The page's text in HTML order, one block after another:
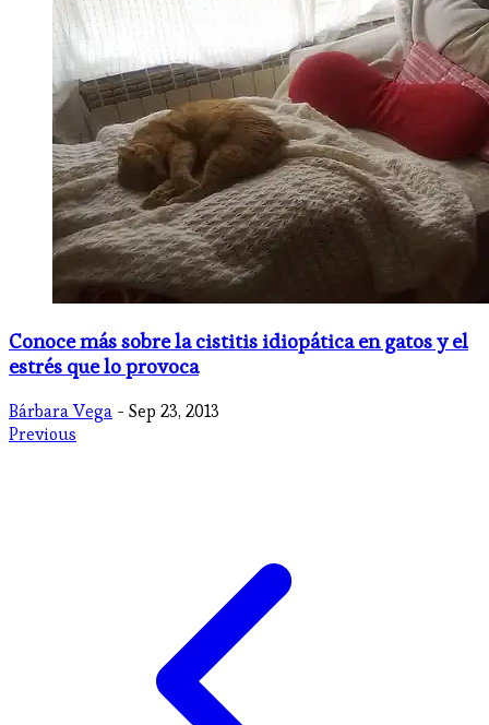
Conoce más sobre la cistitis idiopática en gatos y el
estrés que lo provoca
Bárbara Vega - Sep 23, 2013
Previous